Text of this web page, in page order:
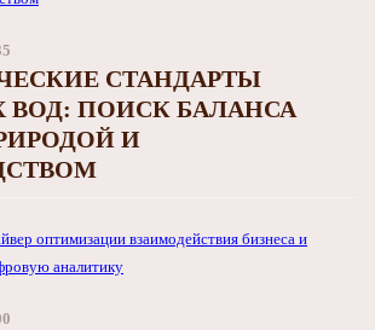
СТАНДАРТЫ
ПОИСК БАЛАНСА
И